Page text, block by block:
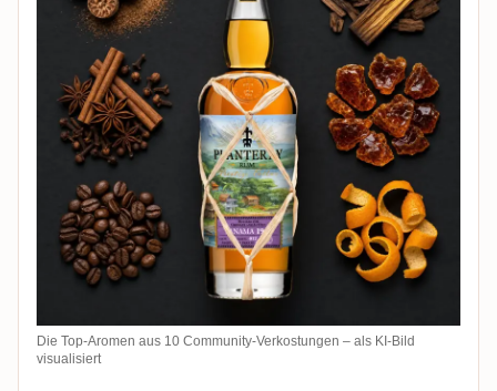
Die Top-Aromen aus 10 Community-Verkostungen – als KI-Bild
visualisiert